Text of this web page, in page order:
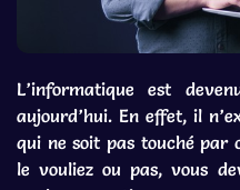
L’informatique est
aujourd’hui. En effet, il
qui ne soit pas touché par
le vouliez ou pas, vous